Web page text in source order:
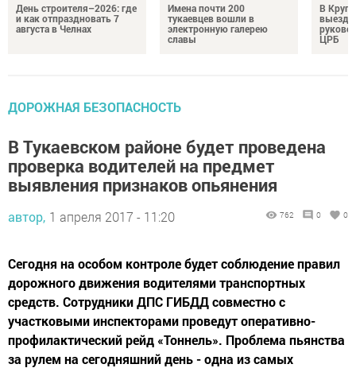
День строителя–2026: где
и как отпраздновать 7
августа в Челнах
Имена почти 200
тукаевцев вошли в
электронную галерею
славы
В
ЦРБ
ДОРОЖНАЯ БЕЗОПАСНОСТЬ
В Тукаевском районе будет проведена
проверка водителей на предмет
выявления признаков опьянения
автор, 1 апреля 2017 - 11:20 762 0 0
Сегодня на особом контроле будет соблюдение правил
дорожного движения водителями транспортных
средств. Сотрудники ДПС ГИБДД совместно с
участковыми инспекторами проведут оперативно-
профилактический рейд «Тоннель». Проблема пьянства
за рулем на сегодняшний день - одна из самых